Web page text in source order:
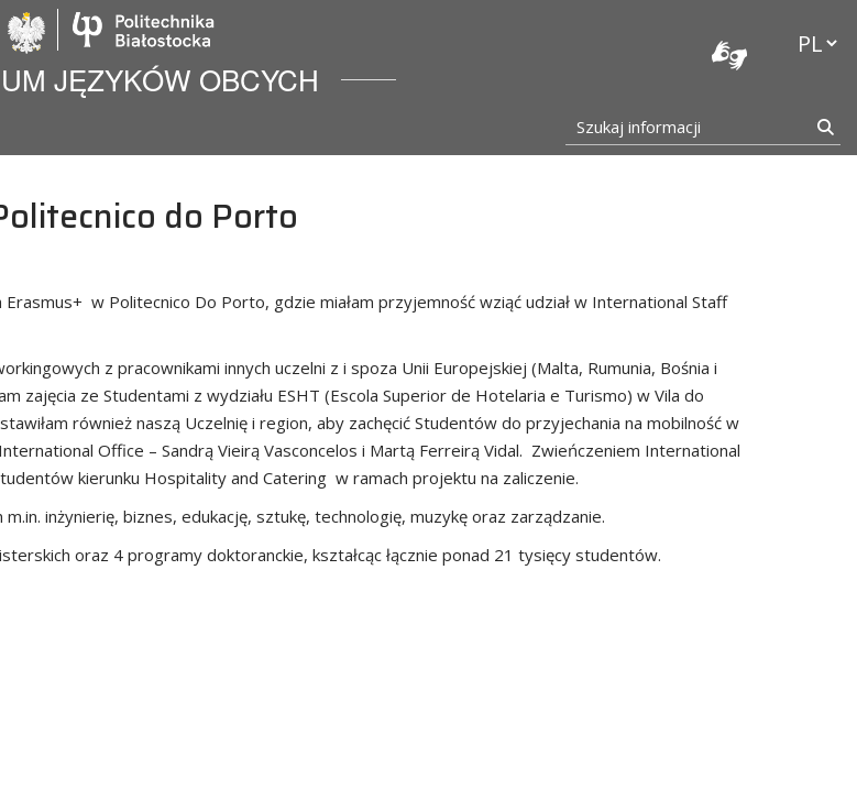
JĘZYKÓW OBCYCH
Szukaj informacji
do Porto
w Politecnico Do Porto, gdzie miałam przyjemność wziąć udział w International Staff
z pracownikami innych uczelni z i spoza Unii Europejskiej (Malta, Rumunia, Bośnia i
zajęcia ze Studentami z wydziału ESHT (Escola Superior de Hotelaria e Turismo) w Vila do
również naszą Uczelnię i region, aby zachęcić Studentów do przyjechania na mobilność w
Office – Sandrą Vieirą Vasconcelos i Martą Ferreirą Vidal. Zwieńczeniem International
kierunku Hospitality and Catering w ramach projektu na zaliczenie.
inżynierię, biznes, edukację, sztukę, technologię, muzykę oraz zarządzanie.
oraz 4 programy doktoranckie, kształcąc łącznie ponad 21 tysięcy studentów.